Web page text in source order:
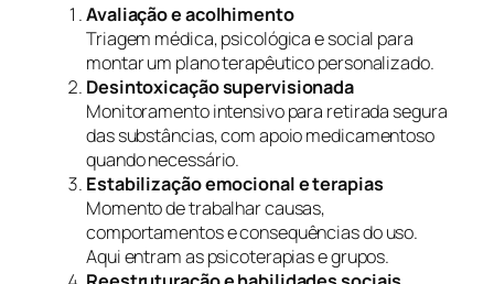
Avaliação e acolhimento
Triagem médica, psicológica e social para
montar um plano terapêutico personalizado.
Desintoxicação supervisionada
Monitoramento intensivo para retirada segura
das substâncias, com apoio medicamentoso
quando necessário.
Estabilização emocional e terapias
Momento de trabalhar causas,
comportamentos e consequências do uso.
Aqui entram as psicoterapias e grupos.